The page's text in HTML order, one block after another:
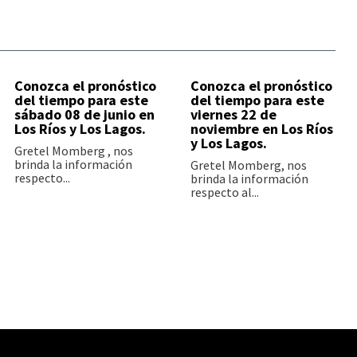
Conozca el pronóstico
del tiempo para este
sábado 08 de junio en
Los Ríos y Los Lagos.
Gretel Momberg , nos
brinda la información
respecto...
Conozca el pronóstico
del tiempo para este
viernes 22 de
noviembre en Los Ríos
y Los Lagos.
Gretel Momberg, nos
brinda la información
respecto al...